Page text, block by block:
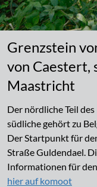
Grenzstein
von Caestert,
Maastricht
Der nördliche Teil
südliche gehört zu
Der Startpunkt für
Straße Guldendael.
Informationen für
hier auf komoot